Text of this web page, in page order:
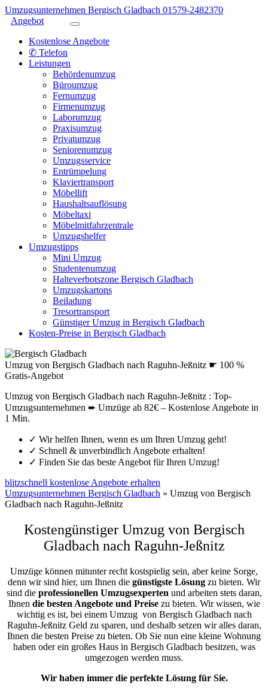
Umzugsunternehmen Bergisch Gladbach 01579-2482370
Angebot
Kostenlose Angebote
✆ Telefon
Leistungen
Behördenumzug
Büroumzug
Fernumzug
Firmenumzug
Laborumzug
Praxisumzug
Privatumzug
Seniorenumzug
Umzugsservice
Entrümpelung
Klaviertransport
Möbellift
Haushaltsauflösung
Möbeltaxi
Möbelmitfahrzentrale
Umzugshelfer
Umzugstipps
Mini Umzug
Studentenumzug
Halteverbotszone Bergisch Gladbach
Umzugskartons
Beiladung
Tresortransport
Günstiger Umzug in Bergisch Gladbach
Kosten-Preise in Bergisch Gladbach
Umzug von Bergisch Gladbach nach Raguhn-Jeßnitz ☛ 100 %
Gratis-Angebot
Umzug von Bergisch Gladbach nach Raguhn-Jeßnitz : Top-
Umzugsunternehmen ➨ Umzüge ab 82€ – Kostenlose Angebote in
1 Min.
✓ Wir helfen Ihnen, wenn es um Ihren Umzug geht!
✓ Schnell & unverbindlich Angebote erhalten!
✓ Finden Sie das beste Angebot für Ihren Umzug!
blitzschnell kostenlose Angebote erhalten
Umzugsunternehmen Bergisch Gladbach » Umzug von Bergisch
Gladbach nach Raguhn-Jeßnitz
Kostengünstiger Umzug von Bergisch
Gladbach nach Raguhn-Jeßnitz
Umzüge können mitunter recht kostspielig sein, aber keine Sorge,
denn wir sind hier, um Ihnen die günstigste Lösung zu bieten. Wir
sind die professionellen Umzugsexperten und arbeiten stets daran,
Ihnen die besten Angebote und Preisezu bieten. Wir wissen, wie
wichtig es ist, bei einem Umzug von Bergisch Gladbach nach
Raguhn-Jeßnitz Geld zu sparen, und deshalb setzen wir alles daran,
Ihnen die besten Preise zu bieten. Ob Sie nun eine kleine Wohnung
haben oder ein großes Haus in Bergisch Gladbach besitzen, was
umgezogen werden muss.
Wir haben immer die perfekte Lösung für Sie.